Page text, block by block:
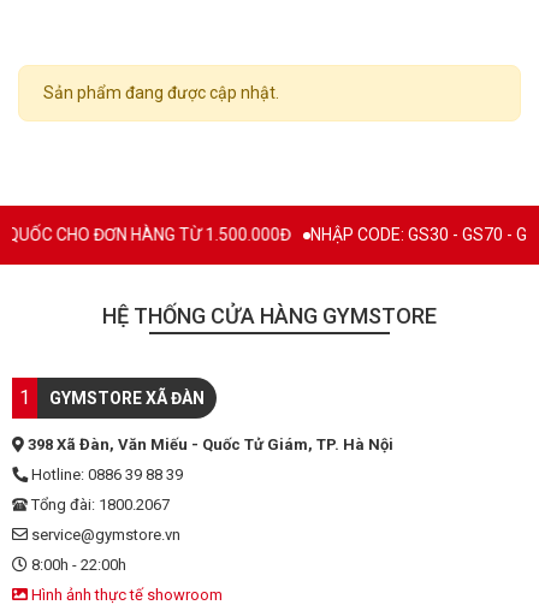
Sản phẩm đang được cập nhật.
CHO ĐƠN HÀNG TỪ 1.500.000Đ NHẬP CODE: GS30 - GS70 -
HỆ THỐNG CỬA HÀNG GYMSTORE
1 GYMSTORE XÃ ĐÀN
398 Xã Đàn, Văn Miếu - Quốc Tử Giám, TP. Hà Nội
Hotline: 0886 39 88 39
Tổng đài: 1800.2067
service@gymstore.vn
8:00h - 22:00h
Hình ảnh thực tế showroom